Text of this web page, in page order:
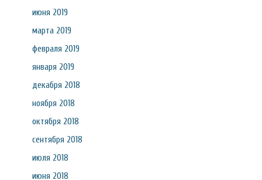
июня 2019
марта 2019
февраля 2019
января 2019
декабря 2018
ноября 2018
октября 2018
сентября 2018
июля 2018
июня 2018